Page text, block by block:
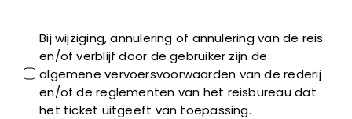
Bij wijziging, annulering of annulering van de reis
en/of verblijf door de gebruiker zijn de
algemene vervoersvoorwaarden van de rederij
en/of de reglementen van het reisbureau dat
het ticket uitgeeft van toepassing.